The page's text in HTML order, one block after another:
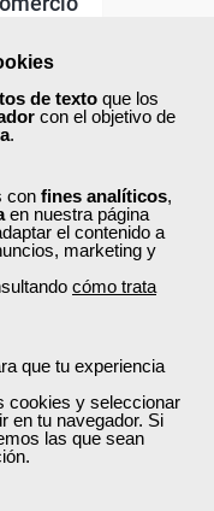
de texto que los
con el objetivo de
.
con fines analíticos,
en nuestra página
el contenido a
marketing y
cómo trata
que tu experiencia
cookies y seleccionar
en tu navegador. Si
las que sean